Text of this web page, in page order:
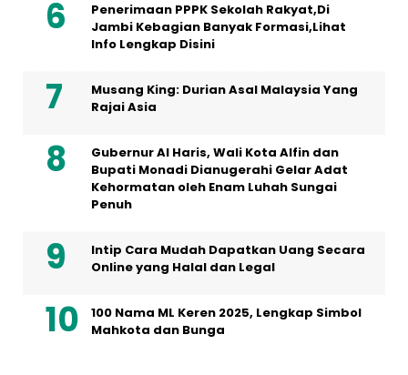
Penerimaan PPPK Sekolah Rakyat,Di
Jambi Kebagian Banyak Formasi,Lihat
Info Lengkap Disini
Musang King: Durian Asal Malaysia Yang
Rajai Asia
Gubernur Al Haris, Wali Kota Alfin dan
Bupati Monadi Dianugerahi Gelar Adat
Kehormatan oleh Enam Luhah Sungai
Penuh
Intip Cara Mudah Dapatkan Uang Secara
Online yang Halal dan Legal
100 Nama ML Keren 2025, Lengkap Simbol
Mahkota dan Bunga